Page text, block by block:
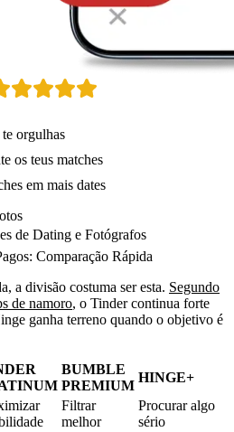
orgulhas
os teus matches
em mais dates
de Dating e Fotógrafos
Comparação Rápida
a divisão costuma ser esta. Segundo
de namoro, o Tinder continua forte
ganha terreno quando o objetivo é
BUMBLE
PREMIUM
HINGE+
Filtrar
melhor
Procurar algo
sério